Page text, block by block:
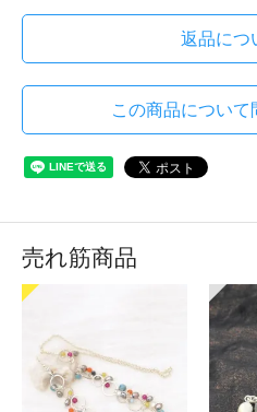
返品につ
この商品について
売れ筋商品